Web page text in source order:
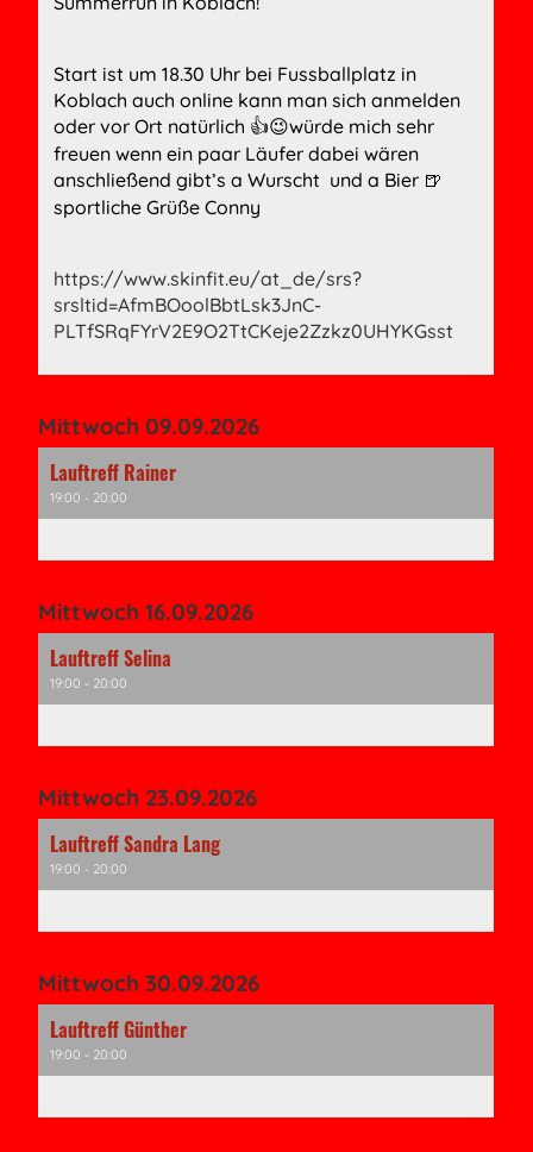
Start ist um 18.30 Uhr bei Fussballplatz in
Koblach auch online kann man sich anmelden
oder vor Ort natürlich 👍😉würde mich sehr
freuen wenn ein paar Läufer dabei wären
anschließend gibt’s a Wurscht und a Bier 🍺
sportliche Grüße Conny
https://www.skinfit.eu/at_de/srs?
srsltid=AfmBOoolBbtLsk3JnC-
PLTfSRqFYrV2E9O2TtCKeje2Zzkz0UHYKGsst
Mittwoch 09.09.2026
Lauftreff Rainer
19:00 - 20:00
Mittwoch 16.09.2026
Lauftreff Selina
19:00 - 20:00
Mittwoch 23.09.2026
Lauftreff Sandra Lang
19:00 - 20:00
Mittwoch 30.09.2026
Lauftreff Günther
19:00 - 20:00